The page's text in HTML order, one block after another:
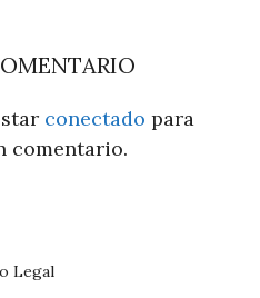
conectado para
comentario.
Legal